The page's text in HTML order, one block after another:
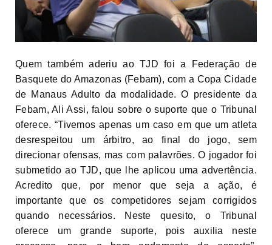
Quem também aderiu ao TJD foi a Federação de
Basquete do Amazonas (Febam), com a Copa Cidade
de Manaus Adulto da modalidade. O presidente da
Febam, Ali Assi, falou sobre o suporte que o Tribunal
oferece. “Tivemos apenas um caso em que um atleta
desrespeitou um árbitro, ao final do jogo, sem
direcionar ofensas, mas com palavrões. O jogador foi
submetido ao TJD, que lhe aplicou uma advertência.
Acredito que, por menor que seja a ação, é
importante que os competidores sejam corrigidos
quando necessários. Neste quesito, o Tribunal
oferece um grande suporte, pois auxilia neste